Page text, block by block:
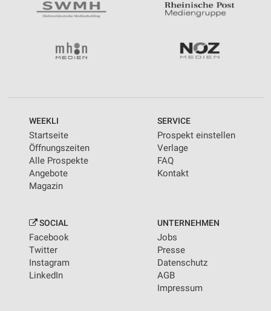
WEEKLI
Startseite
Öffnungszeiten
Alle Prospekte
Angebote
Magazin
SERVICE
Prospekt einstellen
Verlage
FAQ
Kontakt
SOCIAL
Facebook
Twitter
Instagram
LinkedIn
UNTERNEHMEN
Jobs
Presse
Datenschutz
AGB
Impressum